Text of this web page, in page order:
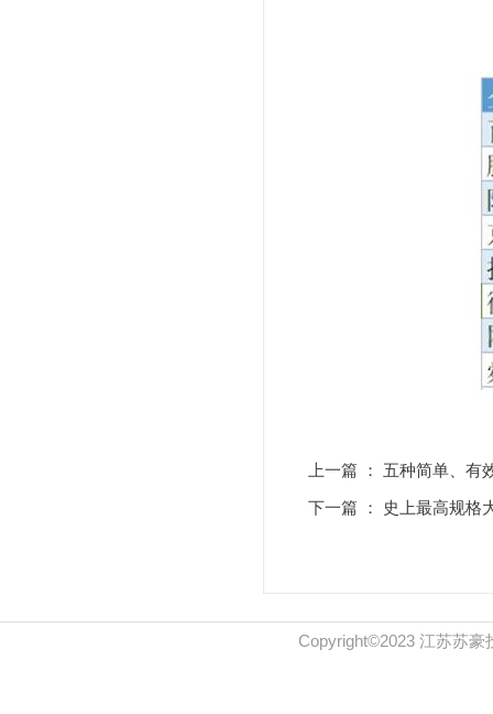
上一篇 ：
五种简单、有
下一篇 ：
史上最高规格
Copyright©2023 江苏苏